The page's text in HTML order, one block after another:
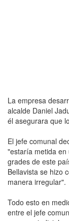
La empresa
alcalde Daniel
él asegurara que
El jefe comunal
"estaría metida
grades de este
Bellavista se hizo
manera irregular".
Todo esto en
entre el jefe